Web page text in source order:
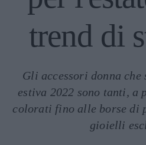
trend di
Gli accessori donna che
estiva 2022 sono tanti,
colorati fino alle borse di
gioielli